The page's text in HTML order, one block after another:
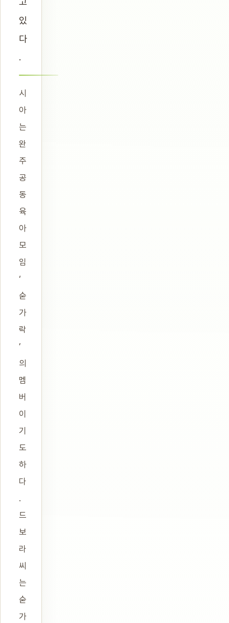
있
다
.
시
아
는
완
주
공
동
육
아
모
임
‘
숟
가
락
’
의
멤
버
이
기
도
하
다
.
드
보
라
씨
는
숟
가